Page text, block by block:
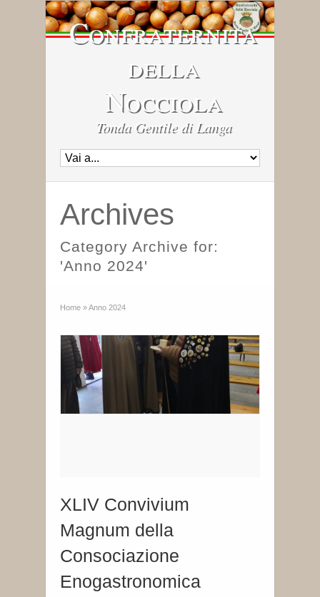
Confraternita
della
Nocciola
Tonda Gentile di Langa
Archives
Category Archive for:
'Anno 2024'
Home »Anno 2024
XLIV Convivium
Magnum della
Consociazione
Enogastronomica